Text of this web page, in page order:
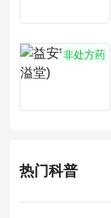
非处方药
热门科普